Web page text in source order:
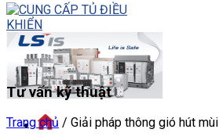
Tư vấn kỹ thuật
Trang chủ / Giải pháp thông gió hút mùi